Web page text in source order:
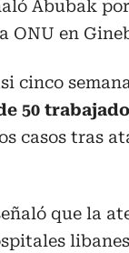
Abubak
ONU en
cinco
50
casos tras
que la